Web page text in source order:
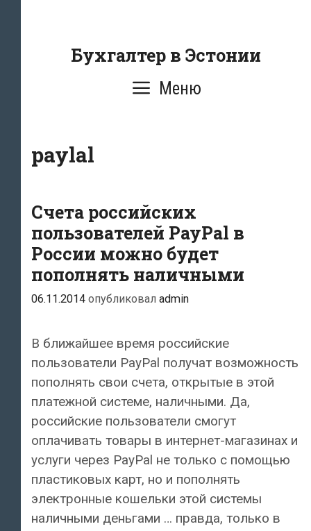
содержаниюБухгалтер в Эстонии
Меню
paylal
Счета российских
пользователей PayPal в
России можно будет
пополнять наличными
06.11.2014 опубликовал admin
В ближайшее время российские
пользователи PayPal получат возможность
пополнять свои счета, открытые в этой
платежной системе, наличными. Да,
российские пользователи смогут
оплачивать товары в интернет-магазинах и
услуги через PayPal не только с помощью
пластиковых карт, но и пополнять
электронные кошельки этой системы
наличными деньгами … правда, только в